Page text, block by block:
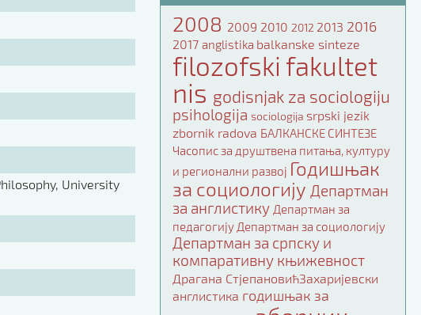
University
2008 2009 2010 2012 2013 2016
2017 anglistika balkanske sinteze
filozofski fakultet
nis godisnjak za sociologiju
psihologija sociologija srpski jezik
zbornik radova БАЛКАНСКЕ СИНТЕЗЕ
Часопис за друштвена питања, културу
и регионални развој Годишњак
за социологију Департман
за англистику Департман за
педагогију Департман за социологију
Департман за српску и
компаративну књижевност
Драгана СтјепановићЗахаријевски
англистика годишњак за